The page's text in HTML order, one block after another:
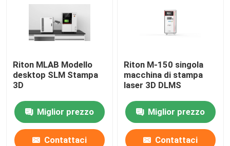
stampante di titanio 3d
Macchina per piegare i fili DMIS-V1
Macchina per piegare i fili DMIS-V1
Riton MLAB Modello
desktop SLM Stampa
3D
Miglior prezzo
Contattaci
Riton M-150 singola
macchina di stampa
laser 3D DLMS
Miglior prezzo
Contattaci